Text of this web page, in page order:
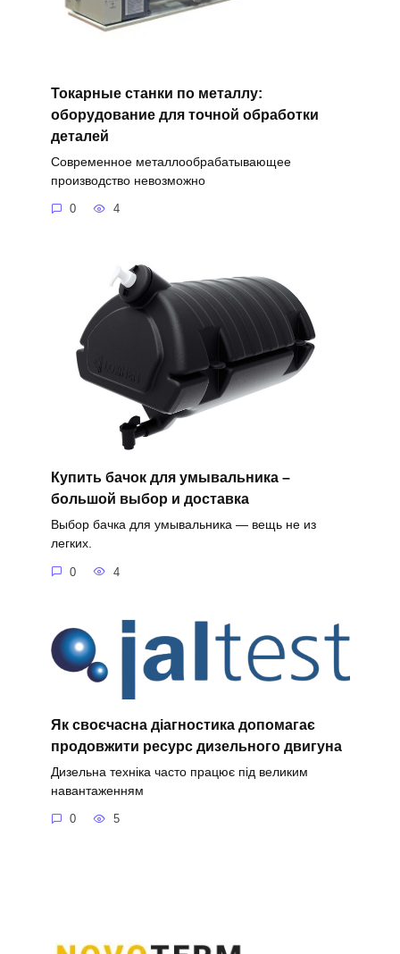
Токарные станки по металлу:
оборудование для точной обработки
деталей
Современное металлообрабатывающее
производство невозможно
0 4
Купить бачок для умывальника –
большой выбор и доставка
Выбор бачка для умывальника — вещь не из
легких.
0 4
Як своєчасна діагностика допомагає
продовжити ресурс дизельного двигуна
Дизельна техніка часто працює під великим
навантаженням
0 5